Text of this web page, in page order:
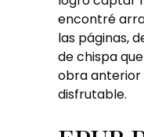
encontré
las páginas,
de chispa
obra
disfrutable.